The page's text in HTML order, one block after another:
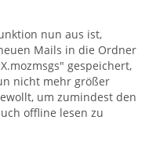
nun aus ist,
Mails in die Ordner
gespeichert,
nicht mehr größer
um zumindest den
offline lesen zu